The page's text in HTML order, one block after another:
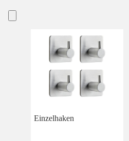
Einzelhaken